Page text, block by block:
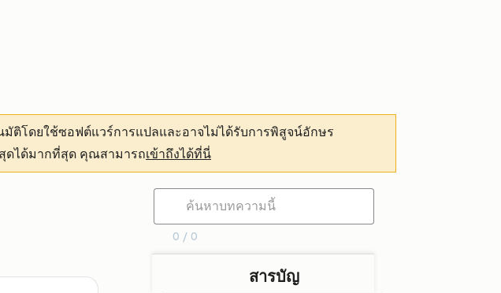
มัติโดยใช้ซอฟต์แวร์การแปลและอาจไม่ได้รับการพิสูจน์อักษร
ดได้มากที่สุด คุณสามารถเข้าถึงได้ที่นี่
0 / 0
สารบัญ